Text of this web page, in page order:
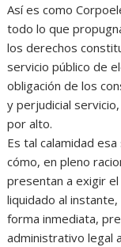
Así es como
todo lo que
los derechos
servicio público de
obligación de los
y perjudicial
por alto.
Es tal calamidad
cómo, en pleno
presentan a exigir
liquidado al
forma inmediata,
administrativo legal